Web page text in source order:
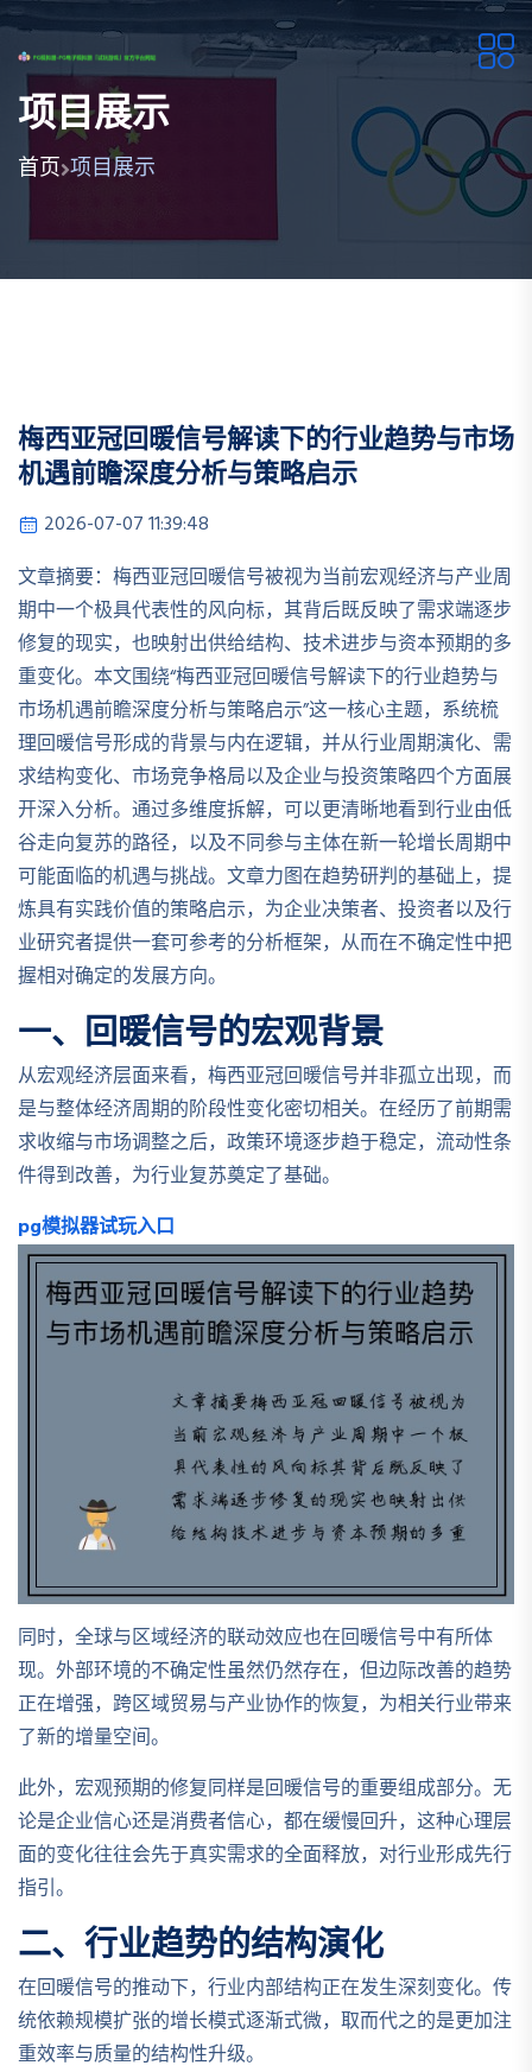
项目展示
首页 项目展示
梅西亚冠回暖信号解读下的行业趋势与市场
机遇前瞻深度分析与策略启示
2026-07-07 11:39:48
文章摘要：梅西亚冠回暖信号被视为当前宏观经济与产业周
期中一个极具代表性的风向标，其背后既反映了需求端逐步
修复的现实，也映射出供给结构、技术进步与资本预期的多
重变化。本文围绕“梅西亚冠回暖信号解读下的行业趋势与
市场机遇前瞻深度分析与策略启示”这一核心主题，系统梳
理回暖信号形成的背景与内在逻辑，并从行业周期演化、需
求结构变化、市场竞争格局以及企业与投资策略四个方面展
开深入分析。通过多维度拆解，可以更清晰地看到行业由低
谷走向复苏的路径，以及不同参与主体在新一轮增长周期中
可能面临的机遇与挑战。文章力图在趋势研判的基础上，提
炼具有实践价值的策略启示，为企业决策者、投资者以及行
业研究者提供一套可参考的分析框架，从而在不确定性中把
握相对确定的发展方向。
一、回暖信号的宏观背景
从宏观经济层面来看，梅西亚冠回暖信号并非孤立出现，而
是与整体经济周期的阶段性变化密切相关。在经历了前期需
求收缩与市场调整之后，政策环境逐步趋于稳定，流动性条
件得到改善，为行业复苏奠定了基础。
pg模拟器试玩入口
同时，全球与区域经济的联动效应也在回暖信号中有所体
现。外部环境的不确定性虽然仍然存在，但边际改善的趋势
正在增强，跨区域贸易与产业协作的恢复，为相关行业带来
了新的增量空间。
此外，宏观预期的修复同样是回暖信号的重要组成部分。无
论是企业信心还是消费者信心，都在缓慢回升，这种心理层
面的变化往往会先于真实需求的全面释放，对行业形成先行
指引。
二、行业趋势的结构演化
在回暖信号的推动下，行业内部结构正在发生深刻变化。传
统依赖规模扩张的增长模式逐渐式微，取而代之的是更加注
重效率与质量的结构性升级。